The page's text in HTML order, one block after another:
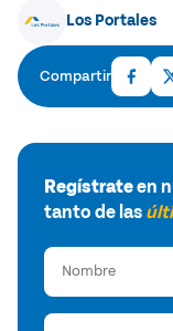
Los Portales
Compartir
Regístrateen
tanto de las